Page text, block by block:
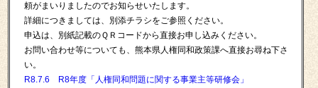
頼がまいりましたのでお知らせいたします。
詳細につきましては、別添チラシをご参照ください。
申込は、別紙記載のＱＲコードから直接お申し込みください。
お問い合わせ等についても、熊本県人権同和政策課へ直接お尋ね下さ
い。
R8.7.6 R8年度「人権同和問題に関する事業主等研修会」